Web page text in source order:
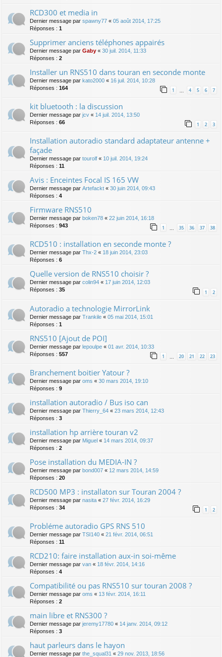
RCD300 et media in
Dernier message par spawny77 « 05 août 2014, 17:25
Réponses : 1
Supprimer anciens téléphones appairés
Dernier message par Gaby « 30 juil. 2014, 11:33
Réponses : 2
Installer un RNS510 dans touran en seconde monte
Dernier message par kato2000 « 16 juil. 2014, 10:28
Réponses : 164 1 … 4 5 6 7
kit bluetooth : la discussion
Dernier message par jcv « 14 juil. 2014, 13:50
Réponses : 66 1 2 3
Installation autoradio standard adaptateur antenne +
façade
Dernier message par tourolf « 10 juil. 2014, 19:24
Réponses : 11
Avis : Enceintes Focal IS 165 VW
Dernier message par Artefackt « 30 juin 2014, 09:43
Réponses : 4
Firmware RNS510
Dernier message par boken78 « 22 juin 2014, 16:18
Réponses : 943 1 … 35 36 37 38
RCD510 : installation en seconde monte ?
Dernier message par Thx-2 « 18 juin 2014, 23:03
Réponses : 6
Quelle version de RNS510 choisir ?
Dernier message par colin94 « 17 juin 2014, 12:03
Réponses : 35 1 2
Autoradio a technologie MirrorLink
Dernier message par Trankile « 05 mai 2014, 15:01
Réponses : 1
RNS510 [Ajout de POI]
Dernier message par lepoulpe « 01 avr. 2014, 10:33
Réponses : 557 1 20 21 22 23
Branchement boitier Yatour ?
Dernier message par oms « 30 mars 2014, 19:10
Réponses : 9
installation autoradio / Bus iso can
Dernier message par Thierry_64 « 23 mars 2014, 12:43
Réponses : 3
installation hp arrière touran v2
Dernier message par Miguel « 14 mars 2014, 09:37
Réponses : 2
Pose installation du MEDIA-IN ?
Dernier message par bond007 « 12 mars 2014, 14:59
Réponses : 20
RCD500 MP3 : installaton sur Touran 2004 ?
Dernier message par nasita « 27 févr. 2014, 16:29
Réponses : 34 1 2
Probléme autoradio GPS RNS 510
Dernier message par TSI140 « 21 févr. 2014, 06:51
Réponses : 11
RCD210: faire installation aux-in soi-même
Dernier message par van « 18 févr. 2014, 14:16
Réponses : 4
Compatibilité ou pas RNS510 sur touran 2008 ?
Dernier message par oms « 13 févr. 2014, 16:11
Réponses : 2
main libre et RNS300 ?
Dernier message par jeremy17780 « 14 janv. 2014, 09:12
Réponses : 3
haut parleurs dans le hayon
Dernier message par the_squal31 « 29 nov. 2013, 18:56